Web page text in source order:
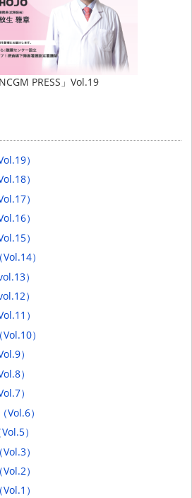
NCGM PRESS」Vol.19
）
）
）
）
）
）
）
）
）
）
）
）
）
Vol.6）
）
）
）
）